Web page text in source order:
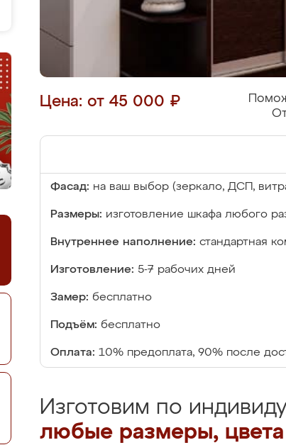
Цена: от 45 000 ₽
Фасад: на ваш выбор (зеркало, ДСП,
Размеры: изготовление шкафа любого
Внутреннее наполнение: стандартная
Изготовление: 5-7 рабочих дней
Замер: бесплатно
Подъём: бесплатно
Оплата: 10% предоплата, 90% после
Изготовим по
любые размеры,